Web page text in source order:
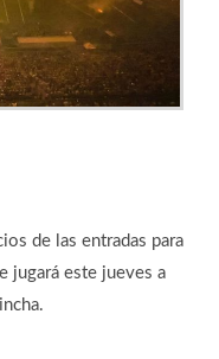
de las entradas para
jugará este jueves a